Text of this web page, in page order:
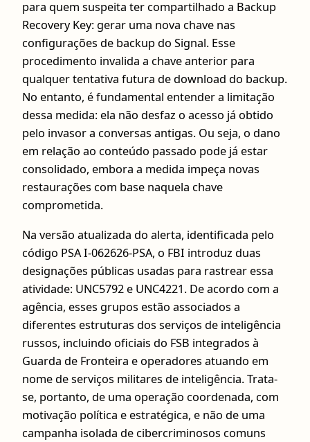
para quem suspeita ter compartilhado a Backup
Recovery Key: gerar uma nova chave nas
configurações de backup do Signal. Esse
procedimento invalida a chave anterior para
qualquer tentativa futura de download do backup.
No entanto, é fundamental entender a limitação
dessa medida: ela não desfaz o acesso já obtido
pelo invasor a conversas antigas. Ou seja, o dano
em relação ao conteúdo passado pode já estar
consolidado, embora a medida impeça novas
restaurações com base naquela chave
comprometida.
Na versão atualizada do alerta, identificada pelo
código PSA I-062626-PSA, o FBI introduz duas
designações públicas usadas para rastrear essa
atividade: UNC5792 e UNC4221. De acordo com a
agência, esses grupos estão associados a
diferentes estruturas dos serviços de inteligência
russos, incluindo oficiais do FSB integrados à
Guarda de Fronteira e operadores atuando em
nome de serviços militares de inteligência. Trata-
se, portanto, de uma operação coordenada, com
motivação política e estratégica, e não de uma
campanha isolada de cibercriminosos comuns